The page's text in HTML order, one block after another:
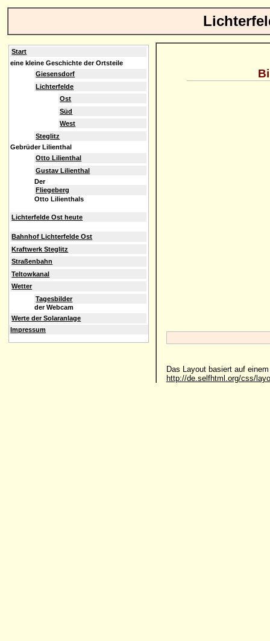
Das Layout basiert auf
http://de.selfhtml.org/css/
Start
eine kleine Geschichte der Ortsteile
Giesensdorf
Lichterfelde
Ost
Süd
West
Steglitz
Gebrüder Lilienthal
Otto Lilienthal
Gustav Lilienthal
Der
Fliegeberg
Otto Lilienthals
Lichterfelde Ost heute
Bahnhof Lichterfelde Ost
Kraftwerk Steglitz
Straßenbahn
Teltowkanal
Wetter
Tagesbilder
der Webcam
Werte der Solaranlage
Impressum